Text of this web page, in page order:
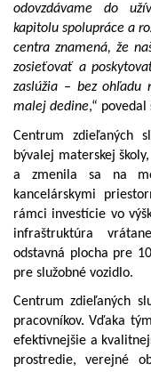
odovzdávame do
kapitolu spolupráce a
centra znamená, že
zosieťovať a
zaslúžia – bez
malej dedine,“ povedal
Centrum zdieľaných
bývalej materskej
a zmenila sa na
kancelárskymi
rámci investície vo
infraštruktúra
odstavná plocha pre
pre služobné vozidlo.
Centrum zdieľaných
pracovníkov. Vďaka
efektívnejšie a
prostredie, verejné